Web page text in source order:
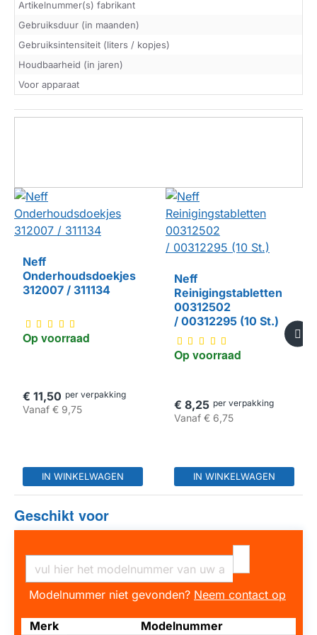
Artikelnummer(s) fabrikant
Gebruiksduur (in maanden)
Gebruiksintensiteit (liters / kopjes)
Houdbaarheid (in jaren)
Voor apparaat
Op voorraad
Neff
Onderhoudsdoekjes
312007 / 311134
€ 11,50 per verpakking
Vanaf € 9,75
IN WINKELWAGEN
Op voorraad
Neff
Reinigingstabletten
00312502
/ 00312295 (10 St.)
€ 8,25 per verpakking
Vanaf€ 6,75
IN WINKELWAGEN
Geschikt voor
Modelnummer niet gevonden? Neem contact op
Merk Modelnummer